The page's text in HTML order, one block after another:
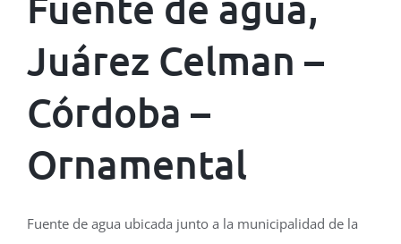
NOVEDADES
CONTACTO
BLOG
Juárez Celman –
Córdoba –
Ornamental
Fuente de agua ubicada junto a la municipalidad de la